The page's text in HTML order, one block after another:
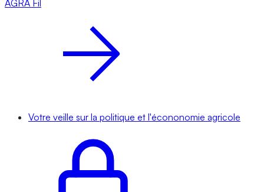
AGRA Fil
Votre veille sur la politique et l'écononomie agricole